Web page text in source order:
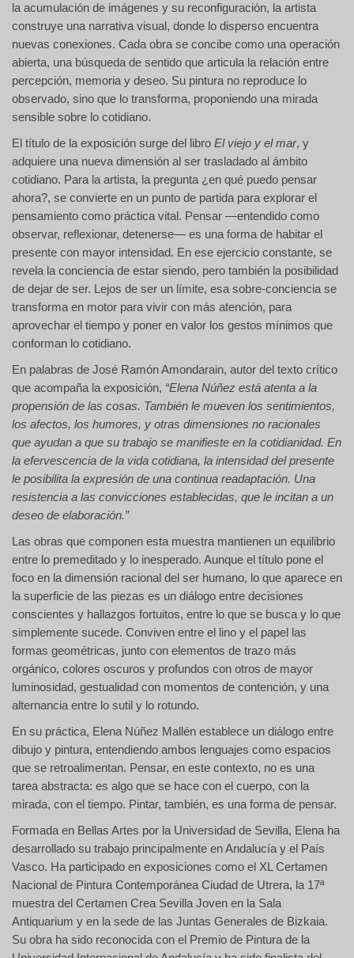
la acumulación de imágenes y su reconfiguración, la artista
construye una narrativa visual, donde lo disperso encuentra
nuevas conexiones. Cada obra se concibe como una operación
abierta, una búsqueda de sentido que articula la relación entre
percepción, memoria y deseo. Su pintura no reproduce lo
observado, sino que lo transforma, proponiendo una mirada
sensible sobre lo cotidiano.
El título de la exposición surge del libro El viejo y el mar, y
adquiere una nueva dimensión al ser trasladado al ámbito
cotidiano. Para la artista, la pregunta ¿en qué puedo pensar
ahora?, se convierte en un punto de partida para explorar el
pensamiento como práctica vital. Pensar —entendido como
observar, reflexionar, detenerse— es una forma de habitar el
presente con mayor intensidad. En ese ejercicio constante, se
revela la conciencia de estar siendo, pero también la posibilidad
de dejar de ser. Lejos de ser un límite, esa sobre-conciencia se
transforma en motor para vivir con más atención, para
aprovechar el tiempo y poner en valor los gestos mínimos que
conforman lo cotidiano.
En palabras de José Ramón Amondarain, autor del texto crítico
que acompaña la exposición, “Elena Núñez está atenta a la
propensión de las cosas. También le mueven los sentimientos,
los afectos, los humores, y otras dimensiones no racionales
que ayudan a que su trabajo se manifieste en la cotidianidad. En
la efervescencia de la vida cotidiana, la intensidad del presente
le posibilita la expresión de una continua readaptación. Una
resistencia a las convicciones establecidas, que le incitan a un
deseo de elaboración.”
Las obras que componen esta muestra mantienen un equilibrio
entre lo premeditado y lo inesperado. Aunque el título pone el
foco en la dimensión racional del ser humano, lo que aparece en
la superficie de las piezas es un diálogo entre decisiones
conscientes y hallazgos fortuitos, entre lo que se busca y lo que
simplemente sucede. Conviven entre el lino y el papel las
formas geométricas, junto con elementos de trazo más
orgánico, colores oscuros y profundos con otros de mayor
luminosidad, gestualidad con momentos de contención, y una
alternancia entre lo sutil y lo rotundo.
En su práctica, Elena Núñez Mallén establece un diálogo entre
dibujo y pintura, entendiendo ambos lenguajes como espacios
que se retroalimentan. Pensar, en este contexto, no es una
tarea abstracta: es algo que se hace con el cuerpo, con la
mirada, con el tiempo. Pintar, también, es una forma de pensar.
Formada en Bellas Artes por la Universidad de Sevilla, Elena ha
desarrollado su trabajo principalmente en Andalucía y el País
Vasco. Ha participado en exposiciones como el XL Certamen
Nacional de Pintura Contemporánea Ciudad de Utrera, la 17ª
muestra del Certamen Crea Sevilla Joven en la Sala
Antiquarium y en la sede de las Juntas Generales de Bizkaia.
Su obra ha sido reconocida con el Premio de Pintura de la